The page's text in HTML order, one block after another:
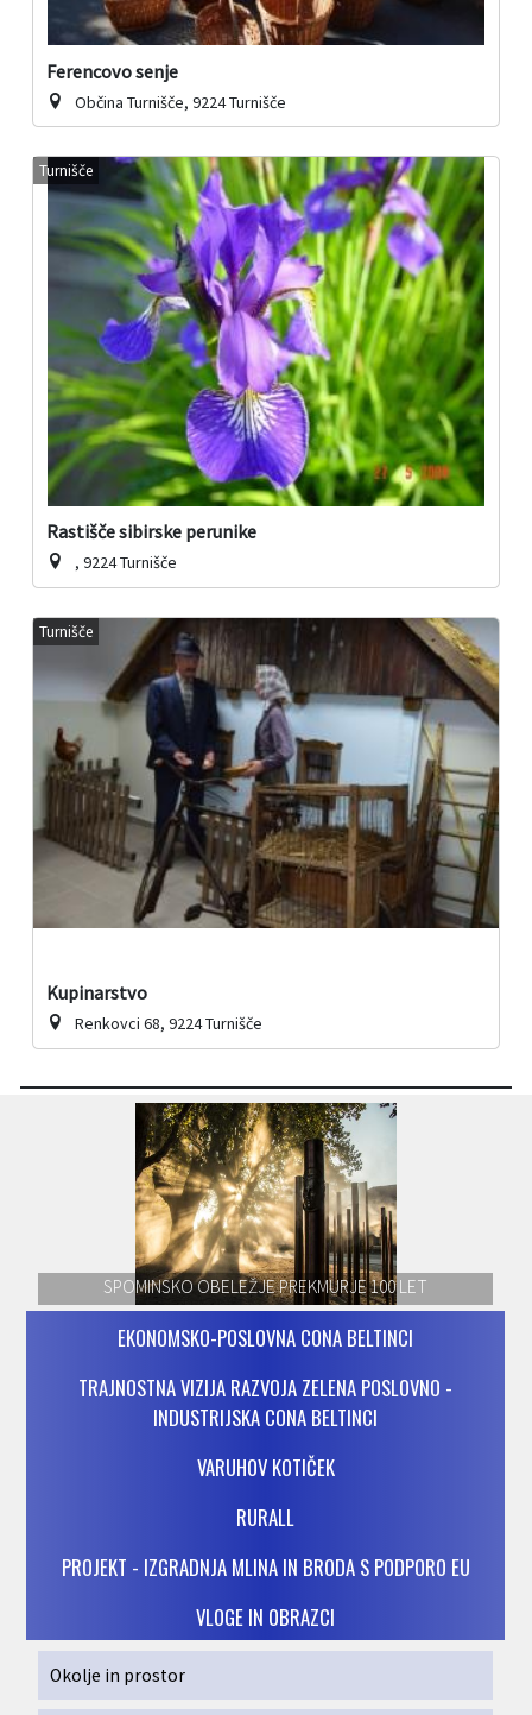
Ferencovo senje
Občina Turnišče, 9224 Turnišče
Turnišče
Rastišče sibirske perunike
, 9224 Turnišče
Turnišče
Kupinarstvo
Renkovci 68, 9224 Turnišče
SPOMINSKO OBELEŽJE PREKMURJE 100 LET
EKONOMSKO-POSLOVNA CONA BELTINCI
TRAJNOSTNA VIZIJA RAZVOJA ZELENA POSLOVNO -
INDUSTRIJSKA CONA BELTINCI
VARUHOV KOTIČEK
RURALL
PROJEKT - IZGRADNJA MLINA IN BRODA S PODPORO EU
VLOGE IN OBRAZCI
Okolje in prostor